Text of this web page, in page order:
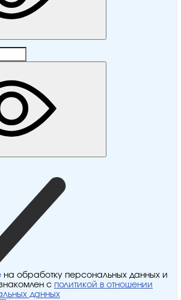
на обработку персональных данных и
с политикой в отношении
данных